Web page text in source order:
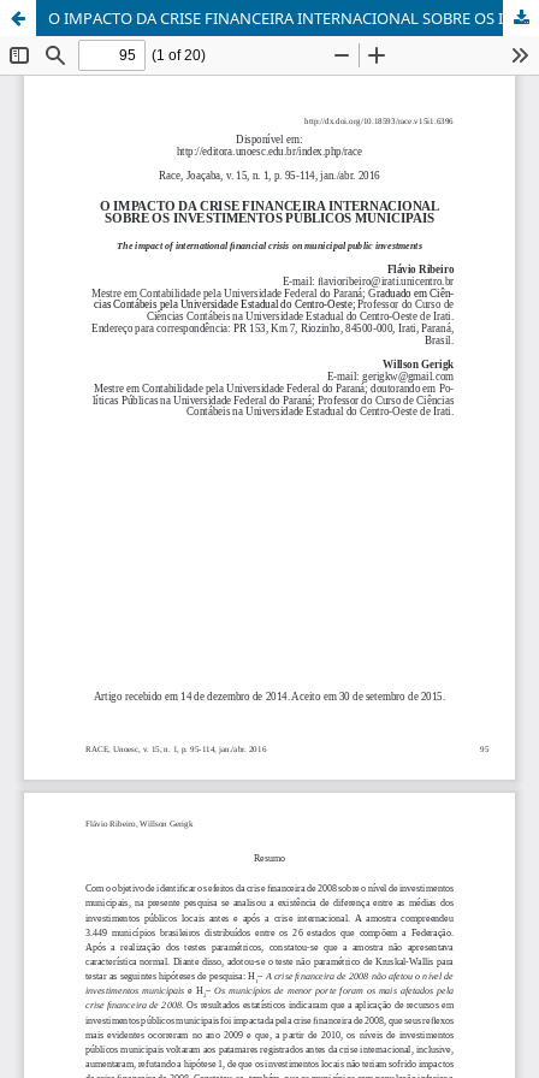
O IMPACTO DA CRISE FINANCEIRA INTERNACIONAL SOBRE OS INVESTIMENTOS PÚBLICOS MUNICIPAIS